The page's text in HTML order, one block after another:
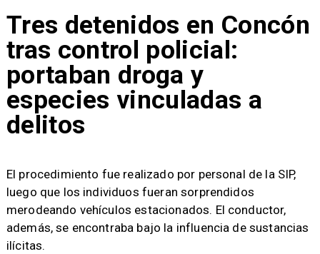
Tres detenidos en Concón
tras control policial:
portaban droga y
especies vinculadas a
delitos
​El procedimiento fue realizado por personal de la SIP,
luego que los individuos fueran sorprendidos
merodeando vehículos estacionados. El conductor,
además, se encontraba bajo la influencia de sustancias
ilícitas.